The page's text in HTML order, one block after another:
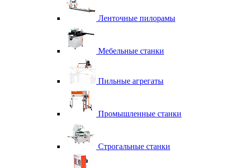
Ленточные пилорамы
Мебельные станки
Пильные агрегаты
Промышленные станки
Строгальные станки